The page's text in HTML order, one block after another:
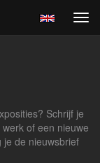
Schrijf je
of een nieuwe
je de nieuwsbrief